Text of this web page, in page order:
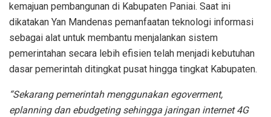
kemajuan pembangunan di Kabupaten Paniai. Saat ini
dikatakan Yan Mandenas pemanfaatan teknologi informasi
sebagai alat untuk membantu menjalankan sistem
pemerintahan secara lebih efisien telah menjadi kebutuhan
dasar pemerintah ditingkat pusat hingga tingkat Kabupaten.
“Sekarang pemerintah menggunakan egoverment,
eplanning dan ebudgeting sehingga jaringan internet 4G